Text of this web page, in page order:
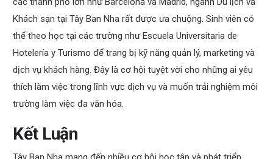
Khách sạn tại Tây Ban Nha rất được ưa chuộng. Sinh viên có
thể theo học tại các trường như Escuela Universitaria de
Hotelería y Turismo để trang bị kỹ năng quản lý, marketing và
dịch vụ khách hàng. Đây là cơ hội tuyệt vời cho những ai yêu
thích làm việc trong lĩnh vực dịch vụ và muốn trải nghiệm môi
trường làm việc đa văn hóa.
Kết Luận